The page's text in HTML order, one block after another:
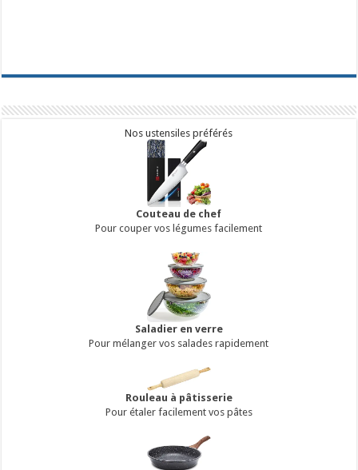
Nos ustensiles préférés
Couteau de chef
Pour couper vos légumes facilement
Saladier en verre
Pour mélanger vos salades rapidement
Rouleau à pâtisserie
Pour étaler facilement vos pâtes